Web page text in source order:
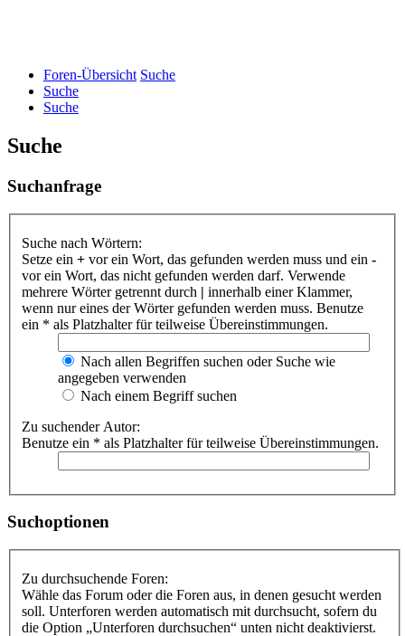
Foren-Übersicht Suche
Suche
Suche
Suche
Suchanfrage
Suche nach Wörtern:
Setze ein + vor ein Wort, das gefunden werden muss und ein -
vor ein Wort, das nicht gefunden werden darf. Verwende
mehrere Wörter getrennt durch | innerhalb einer Klammer,
wenn nur eines der Wörter gefunden werden muss. Benutze
ein * als Platzhalter für teilweise Übereinstimmungen.
Nach allen Begriffen suchen oder Suche wie
angegeben verwenden
Nach einem Begriff suchen
Zu suchender Autor:
Benutze ein * als Platzhalter für teilweise Übereinstimmungen.
Suchoptionen
Zu durchsuchende Foren:
Wähle das Forum oder die Foren aus, in denen gesucht werden
soll. Unterforen werden automatisch mit durchsucht, sofern du
die Option „Unterforen durchsuchen“ unten nicht deaktivierst.